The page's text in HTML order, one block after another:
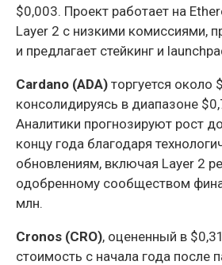
$0,003. Проект работает на
Layer 2 с низкими комиссиями,
и предлагает стейкинг и
Cardano (ADA) торгуется около
консолидируясь в диапазоне
Аналитики прогнозируют рост
концу года благодаря
обновлениям, включая Layer 2
одобренному сообществом
млн.
Cronos (CRO), оцененный в
стоимость с начала года после